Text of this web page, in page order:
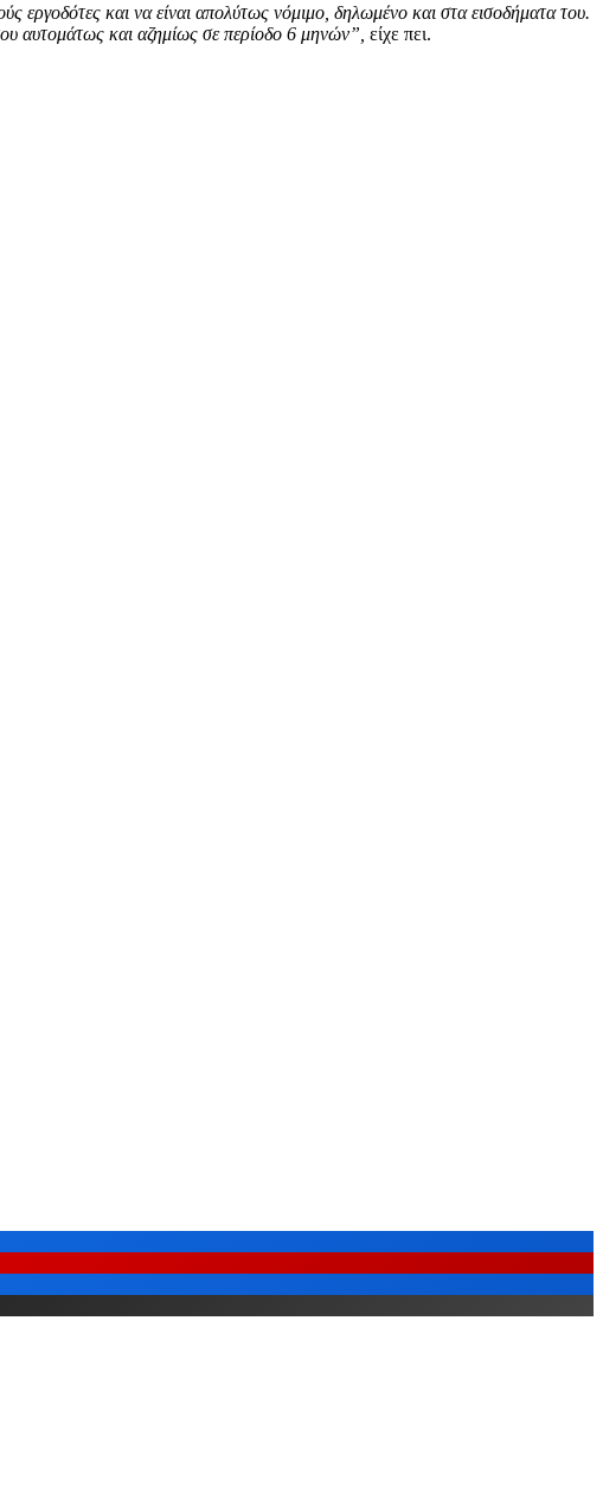
εργοδότες και να είναι απολύτως νόμιμο, δηλωμένο και στα εισοδήματα του.
αυτομάτως και αζημίως σε περίοδο 6 μηνών”, είχε πει.